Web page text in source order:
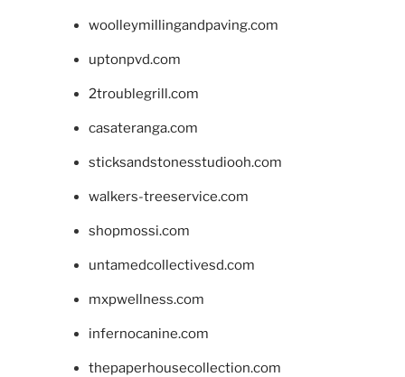
woolleymillingandpaving.com
uptonpvd.com
2troublegrill.com
casateranga.com
sticksandstonesstudiooh.com
walkers-treeservice.com
shopmossi.com
untamedcollectivesd.com
mxpwellness.com
infernocanine.com
thepaperhousecollection.com